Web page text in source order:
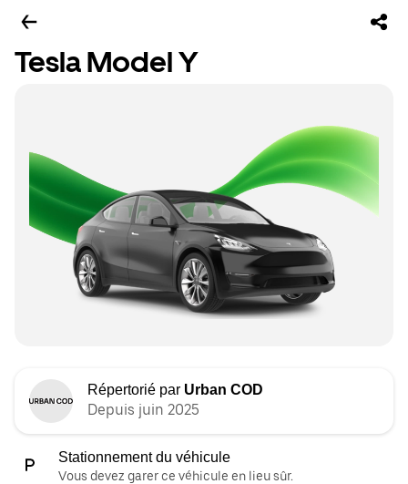
Tesla Model Y
Répertorié par Urban COD
Depuis juin 2025
Stationnement du véhicule
Vous devez garer ce véhicule en lieu sûr.